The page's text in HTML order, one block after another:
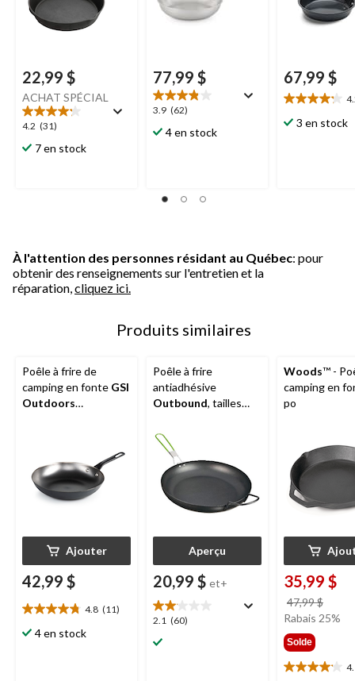
22,99 $
ACHAT SPÉCIAL
4.2 (31)
4.2
étoile(s)
sur
7 en stock
77,99 $
3.9 (62)
3.9
étoile(s)
sur
4 en stock
67,99 $
4.2
étoile(s)
3 en stock
À l'attention des personnes résidant au Québec: pour
obtenir des renseignements sur l'entretien et la
réparation, cliquez ici.
Produits similaires
Poêle à frire de
camping en fonte GSI
Outdoors
Ajouter
42,99 $
4.8 (11)
4.8
étoile(s)
4 en stock
Poêle à frire
antiadhésive
Outbound, tailles
Aperçu
20,99 $ et+
2.1 (60)
2.1
étoile(s)
Woods™ -
camping en
po
35,99 $
47,99 $
était
Rabais 25%
Solde
4.1